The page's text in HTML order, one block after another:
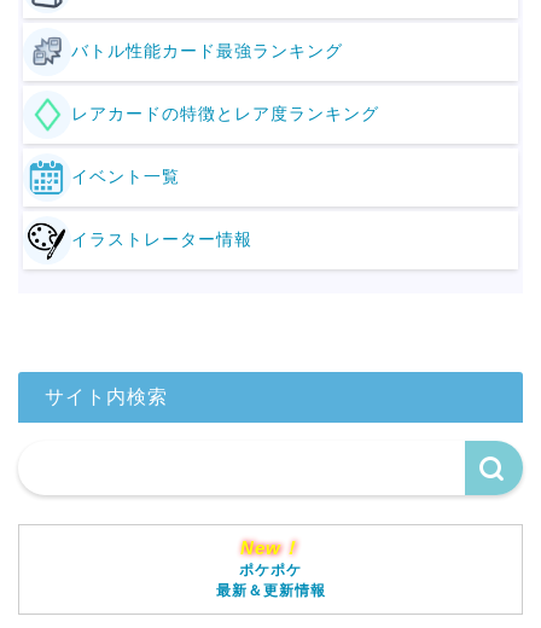
バトル性能カード最強ランキング
レアカードの特徴とレア度ランキング
イベント一覧
イラストレーター情報
サイト内検索
New！
ポケポケ
最新＆更新情報